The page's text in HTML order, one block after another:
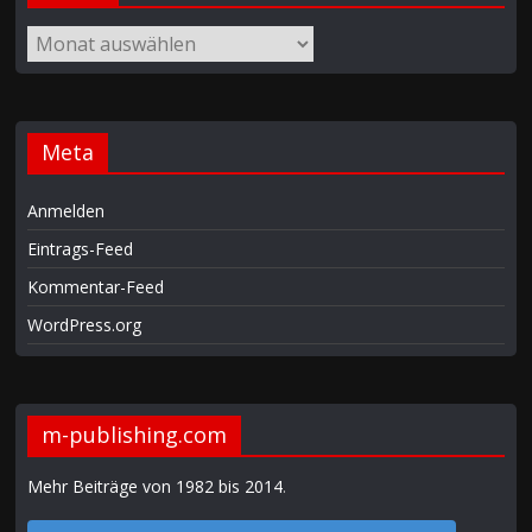
Meta
Anmelden
Eintrags-Feed
Kommentar-Feed
WordPress.org
m-publishing.com
Mehr Beiträge von 1982 bis 2014.